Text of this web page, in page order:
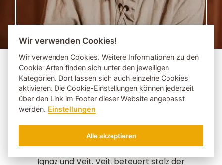
ANFRAGENBUCHEN
VeitHinteregger
Kleinkünstler
fehlen noch zwei, die Schlössl-Zwillinge,
Ignaz und Veit. Veit, beteuert stolz der
Wir verwenden Cookies!
Wir verwenden Cookies. Weitere Informationen zu den
Cookie-Arten finden sich unter den jeweiligen
Kategorien. Dort lassen sich auch einzelne Cookies
aktivieren. Die Cookie-Einstellungen können jederzeit
über den Link im Footer dieser Website angepasst
werden. Einstellungen
Alle akzeptieren